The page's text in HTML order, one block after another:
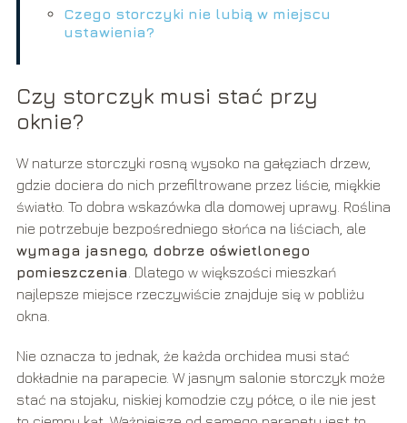
Czego storczyki nie lubią w miejscu
ustawienia?
Czy storczyk musi stać przy
oknie?
W naturze storczyki rosną wysoko na gałęziach drzew,
gdzie dociera do nich przefiltrowane przez liście, miękkie
światło. To dobra wskazówka dla domowej uprawy. Roślina
nie potrzebuje bezpośredniego słońca na liściach, ale
wymaga jasnego, dobrze oświetlonego
pomieszczenia . Dlatego w większości mieszkań
najlepsze miejsce rzeczywiście znajduje się w pobliżu
okna.
Nie oznacza to jednak, że każda orchidea musi stać
dokładnie na parapecie. W jasnym salonie storczyk może
stać na stojaku, niskiej komodzie czy półce, o ile nie jest